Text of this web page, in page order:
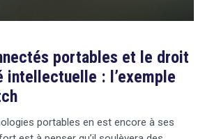
portables et le droit
intellectuelle : l’exemple
portables en est encore à ses